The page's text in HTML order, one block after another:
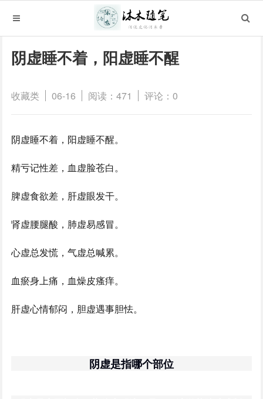
阴虚睡不着，阳虚睡不醒
收藏类 06-16 阅读：471 评论：0
阴虚睡不着，阳虚睡不醒。
精亏记性差，血虚脸苍白。
脾虚食欲差，肝虚眼发干。
肾虚腰腿酸，肺虚易感冒。
心虚总发慌，气虚总喊累。
血瘀身上痛，血燥皮瘙痒。
肝虚心情郁闷，胆虚遇事胆怯。
阴虚是指哪个部位